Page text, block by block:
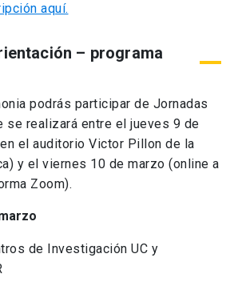
aquí.
– programa
podrás participar de Jornadas
se realizará entre el jueves 9 de
el auditorio Victor Pillon de la
y el viernes 10 de marzo (online a
Zoom).
de Investigación UC y